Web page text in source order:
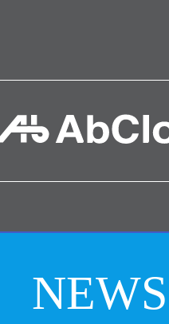
NEWS